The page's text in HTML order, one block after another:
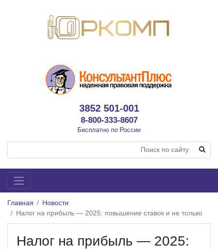
3852 501-001
8-800-333-8607
Бесплатно по России
Главная
Новости
Налог на прибыль — 2025: повышение ставок и не только
Налог на прибыль — 2025: